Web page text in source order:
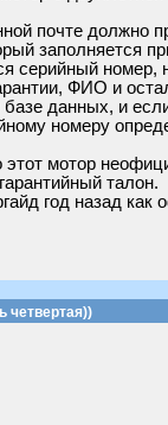
почте должно
заполняется
серийный
ФИО и
данных, и
номеру
этот мотор
талон.
год назад
четвертая))